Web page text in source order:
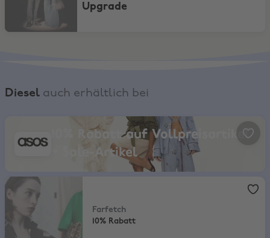
Upgrade
Diesel auch erhältlich bei
ASOS, 10% Rabatt auf Vollpreisartikel + Sale-Artikel
10% Rabatt auf Vollpreisartikel
+ Sale-Artikel
Farfetch ,
Farfetch
10% Rabatt